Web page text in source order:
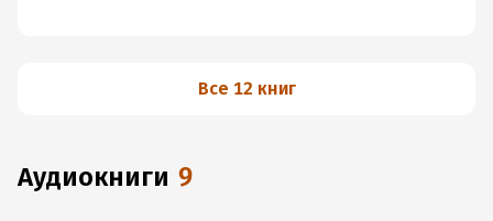
Все 12 книг
аудиокниги 9